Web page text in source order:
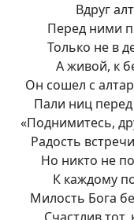
Вдруг
Перед ними
Только не в
А живой, к
Он сошел с
Пали ниц
«Поднимитесь,
Радость
Но никто не
К каждому
Милость Бога